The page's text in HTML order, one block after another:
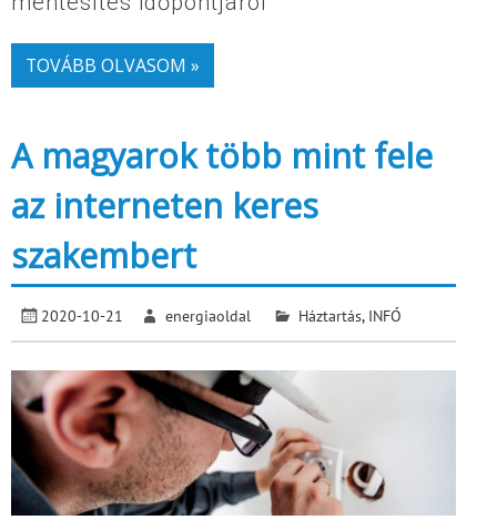
TOVÁBB OLVASOM »
A magyarok több mint fele
az interneten keres
szakembert
2020-10-21 energiaoldal Háztartás, INFÓ